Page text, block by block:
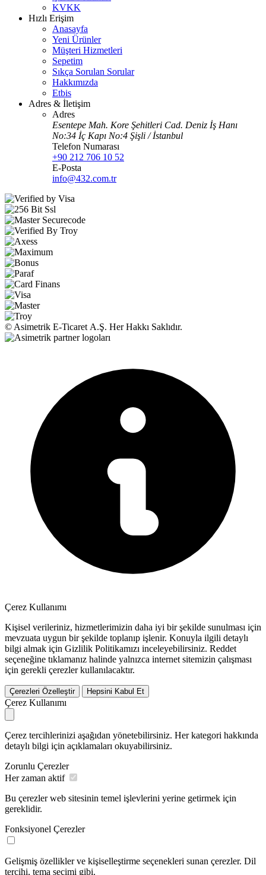
KVKK
Hızlı Erişim
Anasayfa
Yeni Ürünler
Müşteri Hizmetleri
Sepetim
Sıkça Sorulan Sorular
Hakkımızda
Etbis
Adres & İletişim
Adres
Esentepe Mah. Kore Şehitleri Cad. Deniz İş Hanı
No:34 İç Kapı No:4 Şişli / İstanbul
Telefon Numarası
+90 212 706 10 52
E-Posta
info@432.com.tr
© Asimetrik E‑Ticaret A.Ş. Her Hakkı Saklıdır.
Çerez Kullanımı
Kişisel verileriniz, hizmetlerimizin daha iyi bir şekilde sunulması için
mevzuata uygun bir şekilde toplanıp işlenir. Konuyla ilgili detaylı
bilgi almak için Gizlilik Politikamızı inceleyebilirsiniz. Reddet
seçeneğine tıklamanız halinde yalnızca internet sitemizin çalışması
için gerekli çerezler kullanılacaktır.
Çerezleri Özelleştir Hepsini Kabul Et
Çerez Kullanımı
Çerez tercihlerinizi aşağıdan yönetebilirsiniz. Her kategori hakkında
detaylı bilgi için açıklamaları okuyabilirsiniz.
Zorunlu Çerezler
Her zaman aktif
Bu çerezler web sitesinin temel işlevlerini yerine getirmek için
gereklidir.
Fonksiyonel Çerezler
Gelişmiş özellikler ve kişiselleştirme seçenekleri sunan çerezler. Dil
tercihi, tema seçimi gibi.